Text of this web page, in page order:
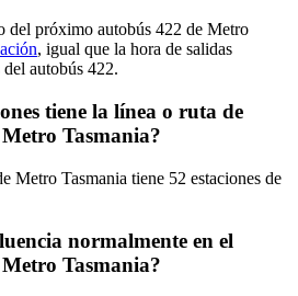
del próximo autobús 422 de Metro
, igual que la hora de salidas
autobús 422.
tiene la línea o ruta de
Tasmania?
Metro Tasmania tiene 52 estaciones de
normalmente en el
Tasmania?